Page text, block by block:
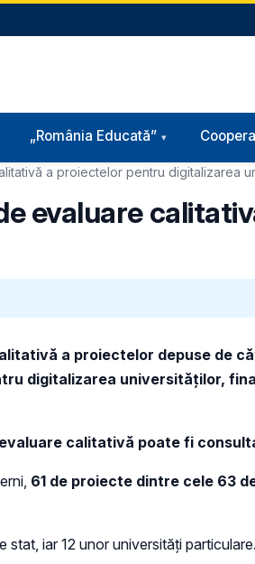
„România Educată”
a proiectelor pentru digitalizarea
evaluare
a proiectelor depuse de c
digitalizarea universităților,
calitativă poate fi
61 de proiecte dintre cele 63
iar 12 unor universități particulare.